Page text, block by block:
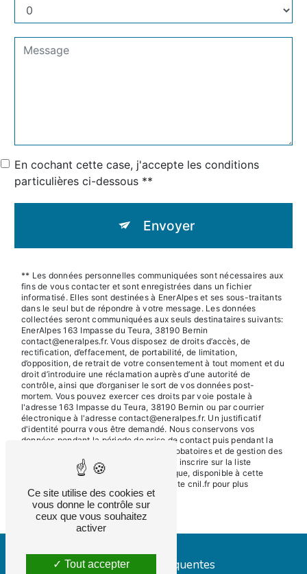
En cochant cette case, j'accepte les conditions
particulières ci-dessous **
Envoyer
** Les données personnelles communiquées sont nécessaires aux
fins de vous contacter et sont enregistrées dans un fichier
informatisé. Elles sont destinées à EnerAlpes et ses sous-traitants
dans le seul but de répondre à votre message. Les données
collectées seront communiquées aux seuls destinataires suivants:
EnerAlpes 163 Impasse du Teura, 38190 Bernin
contact@eneralpes.fr. Vous disposez de droits d’accès, de
rectification, d’effacement, de portabilité, de limitation,
d’opposition, de retrait de votre consentement à tout moment et du
droit d’introduire une réclamation auprès d’une autorité de
contrôle, ainsi que d’organiser le sort de vos données post-
mortem. Vous pouvez exercer ces droits par voie postale à
l'adresse 163 Impasse du Teura, 38190 Bernin ou par courrier
électronique à l'adresse contact@eneralpes.fr. Un justificatif
d'identité pourra vous être demandé. Nous conservons vos
données pendant la période de prise de contact puis pendant la
durée de prescription légale aux fins probatoires et de gestion des
contentieux. Vous avez le droit de vous inscrire sur la liste
d'opposition au démarchage téléphonique, disponible à cette
. Consultez le site cnil.fr pour plus
d’informations sur vos droits.
Recherches fréquentes
Ce site utilise des cookies et
vous donne le contrôle sur
ceux que vous souhaitez
activer
Tout accepter